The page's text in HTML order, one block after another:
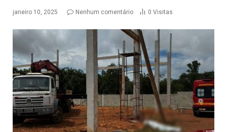
janeiro 10, 2025 Nenhum comentário 0 Visitas